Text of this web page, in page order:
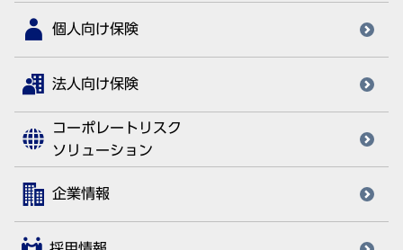
個人向け保険
法人向け保険
コーポレートリスク
ソリューション
企業情報